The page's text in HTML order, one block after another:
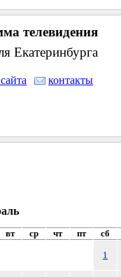
телевидения
Екатеринбурга
контакты
вт ср чт пт сб
1